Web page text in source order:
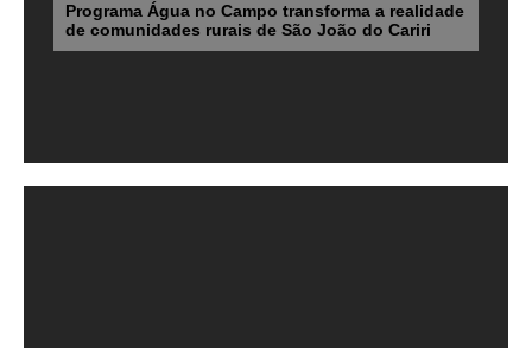
Programa Água no Campo transforma a realidade
de comunidades rurais de São João do Cariri